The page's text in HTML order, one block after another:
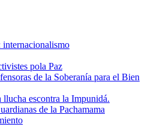
internacionalismo
pola Paz
de la Soberanía para el Bien
escontra la Impunidá.
de la Pachamama